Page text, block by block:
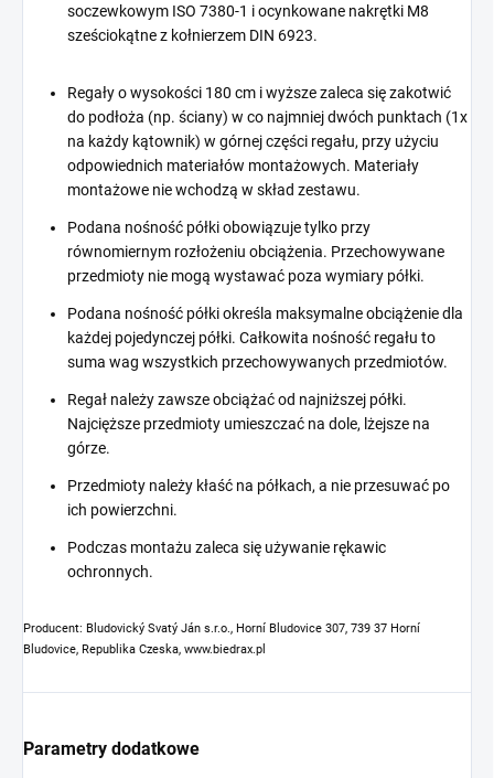
soczewkowym ISO 7380-1 i ocynkowane nakrętki M8
sześciokątne z kołnierzem DIN 6923.
Regały o wysokości 180 cm i wyższe zaleca się zakotwić
do podłoża (np. ściany) w co najmniej dwóch punktach (1x
na każdy kątownik) w górnej części regału, przy użyciu
odpowiednich materiałów montażowych. Materiały
montażowe nie wchodzą w skład zestawu.
Podana nośność półki obowiązuje tylko przy
równomiernym rozłożeniu obciążenia. Przechowywane
przedmioty nie mogą wystawać poza wymiary półki.
Podana nośność półki określa maksymalne obciążenie dla
każdej pojedynczej półki. Całkowita nośność regału to
suma wag wszystkich przechowywanych przedmiotów.
Regał należy zawsze obciążać od najniższej półki.
Najcięższe przedmioty umieszczać na dole, lżejsze na
górze.
Przedmioty należy kłaść na półkach, a nie przesuwać po
ich powierzchni.
Podczas montażu zaleca się używanie rękawic
ochronnych.
Producent: Bludovický Svatý Ján s.r.o., Horní Bludovice 307, 739 37 Horní
Bludovice, Republika Czeska, www.biedrax.pl
Parametry dodatkowe